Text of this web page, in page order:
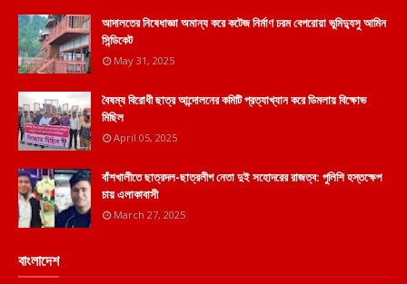
আদালতের নিষেধাজ্ঞা অমান্য করে কটেজ নির্মাণ চরম বেপরোয়া ভুমিদ্যুসু আমিন
সিন্ডিকেট
May 31, 2025
বৈষম্য বিরোধী ছাত্র আন্দোলনের কমিটি প্রত্যাখ্যান করে ডিমলায় বিক্ষোভ
মিছিল
April 05, 2025
বাঁশখালীতে ছাত্রদল-ছাত্রলীগ নেতা দুই সহোদরের রাজত্ব: পুলিশি হস্তক্ষেপ
চায় এলাকাবাসী
March 27, 2025
বাংলাদেশ